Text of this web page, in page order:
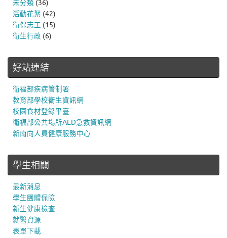
未分類 (36)
活動花絮 (42)
衛保志工 (15)
衛生行政 (6)
好站連結
衛福部疾病管制署
教育部學校衛生資訊網
校園食材登錄平臺
衛福部公共場所AED急救資訊網
新南向人員健康服務中心
學生相關
最新消息
學生團體保險
新生健康檢查
就醫資源
表單下載